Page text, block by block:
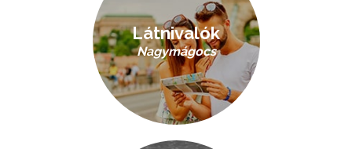
Látnivalók
Nagymágocs